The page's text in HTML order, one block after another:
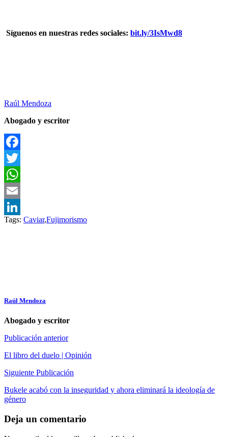
Síguenos en nuestras redes sociales: bit.ly/3IsMwd8
Raúl Mendoza
Abogado y escritor
Facebook
Twitter
WhatsApp
Email
LinkedIn
Tags: Caviar,Fujimorismo
Raúl Mendoza
Abogado y escritor
Publicación anterior
El libro del duelo | Opinión
Siguiente Publicación
Bukele acabó con la inseguridad y ahora eliminará la ideología de
género
Deja un comentario